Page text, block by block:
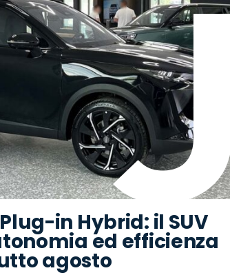
in Hybrid: il SUV
ed efficienza
agosto